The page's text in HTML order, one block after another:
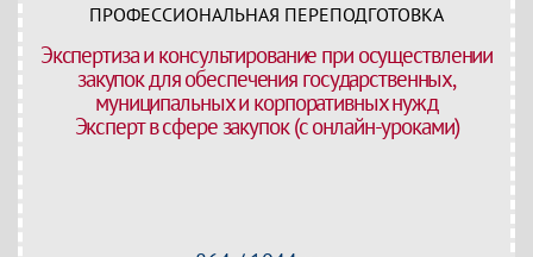
ПРОФЕССИОНАЛЬНАЯ ПЕРЕПОДГОТОВКА
Экспертиза и консультирование при осуществлении
закупок для обеспечения государственных,
муниципальных и корпоративных нужд
Эксперт в сфере закупок (с онлайн-уроками)